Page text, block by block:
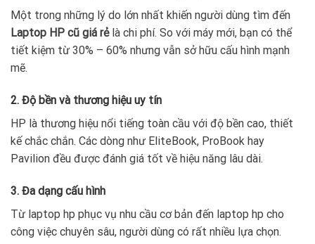
Một trong những lý do lớn nhất khiến người dùng tìm đến
Laptop HP cũ giá rẻlà chi phí. So với máy mới, bạn có thể
tiết kiệm từ 30% – 60% nhưng vẫn sở hữu cấu hình mạnh
mẽ.
2. Độ bền và thương hiệu uy tín
HP là thương hiệu nổi tiếng toàn cầu với độ bền cao, thiết
kế chắc chắn. Các dòng như EliteBook, ProBook hay
Pavilion đều được đánh giá tốt về hiệu năng lâu dài.
3. Đa dạng cấu hình
Từ laptop hp phục vụ nhu cầu cơ bản đến laptop hp cho
công việc chuyên sâu, người dùng có rất nhiều lựa chọn.